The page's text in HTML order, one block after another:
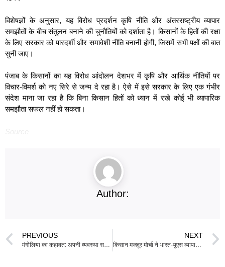
विशेषज्ञों के अनुसार, यह विरोध प्रदर्शन कृषि नीति और अंतरराष्ट्रीय व्यापार
समझौतों के बीच संतुलन बनाने की चुनौतियों को दर्शाता है। किसानों के हितों की रक्षा
के लिए सरकार को पारदर्शी और समावेशी नीति बनानी होगी, जिसमें सभी पक्षों की बात
सुनी जाए।
पंजाब के किसानों का यह विरोध आंदोलन देशभर में कृषि और आर्थिक नीतियों पर
विचार-विमर्श को नए सिरे से जन्म दे रहा है। ऐसे में इसे सरकार के लिए एक गंभीर
संदेश माना जा रहा है कि बिना किसान हितों को ध्यान में रखे कोई भी व्यापारिक
समझौता सफल नहीं हो सकता।
Author:
PREVIOUS
मंगोलिया का कहावत: अपनी व्यवस्था सहो, दूसरों की व्यवस्था में आनंद मत करो
NEXT
किसान मजदूर मोर्चा ने भारत-यूएस व्यापार समझौते का विरोध करते हुए पीएम मोदी और डोनाल्ड ट्रम्प की पुतलियाँ जलाईं